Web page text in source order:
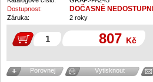
Dostupnost:
DOČASNĚ
Záruka: 2 roky
807 Kč
Porovnej Vytisknout